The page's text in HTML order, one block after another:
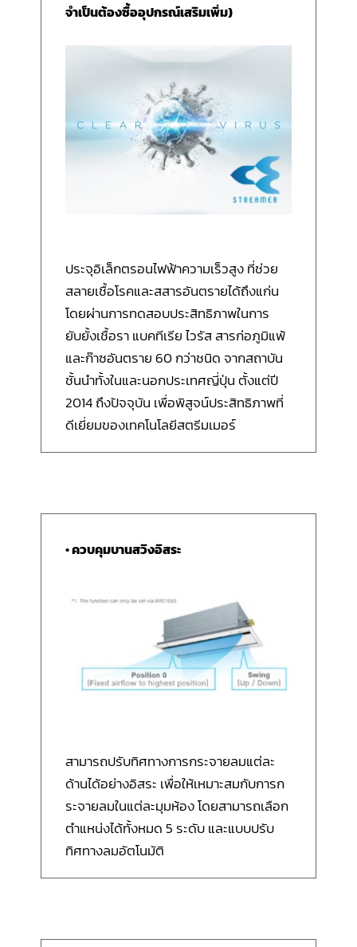
จำเป็นต้องซื้ออุปกรณ์เสริมเพิ่ม)
ประจุอิเล็กตรอนไฟฟ้าความเร็วสูง ที่ช่วย
สลายเชื้อโรคและสสารอันตรายได้ถึงแก่น
โดยผ่านการทดสอบประสิทธิภาพในการ
ยับยั้งเชื้อรา แบคทีเรีย ไวรัส สารก่อภูมิแพ้
และก๊าซอันตราย 60 กว่าชนิด จากสถาบัน
ชั้นนำทั้งในและนอกประเทศญี่ปุ่น ตั้งแต่ปี
2014 ถึงปัจจุบัน เพื่อพิสูจน์ประสิทธิภาพที่
ดีเยี่ยมของเทคโนโลยีสตรีมเมอร์
• ควบคุมบานสวิงอิสระ
สามารถปรับทิศทางการกระจายลมแต่ละ
ด้านได้อย่างอิสระ เพื่อให้เหมาะสมกับการก
ระจายลมในแต่ละมุมห้อง โดยสามารถเลือก
ตำแหน่งได้ทั้งหมด 5 ระดับ และแบบปรับ
ทิศทางลมอัตโนมัติ